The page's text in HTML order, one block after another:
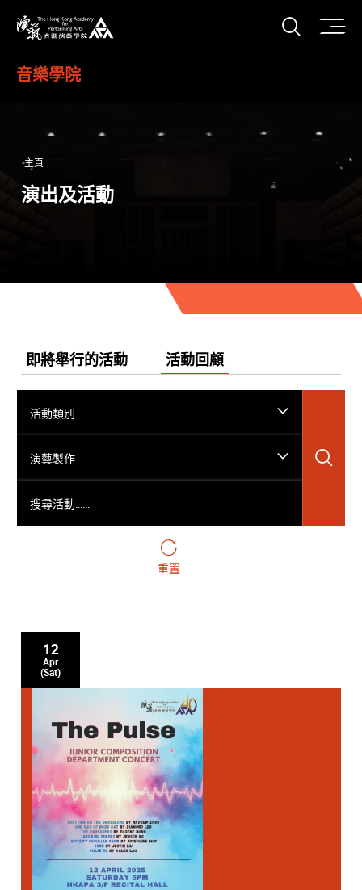
打開
音樂學院
主頁
演出及活動
即將舉行的活動 活動回顧
活動類別
演藝製作
重置
12
Apr
(Sat)